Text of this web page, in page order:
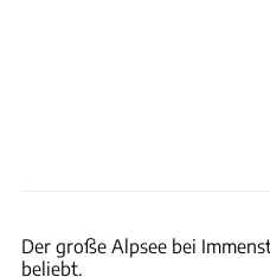
Der große Alpsee bei
beliebt.